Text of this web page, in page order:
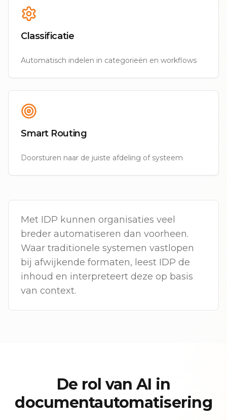
Classificatie
Automatisch indelen in categorieën en workflows
Smart Routing
Doorsturen naar de juiste afdeling of systeem
Met IDP kunnen organisaties veel
breder automatiseren dan voorheen.
Waar traditionele systemen vastlopen
bij afwijkende formaten, leest IDP de
inhoud en interpreteert deze op basis
van context.
De rol van AI in
documentautomatisering